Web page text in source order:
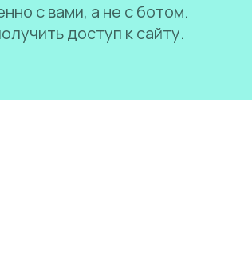
с вами, а не с ботом.
доступ к сайту.